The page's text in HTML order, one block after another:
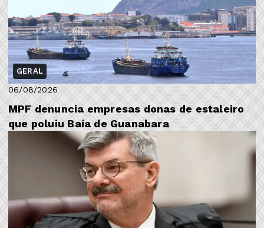
GERAL
06/08/2026
MPF denuncia empresas donas de estaleiro
que poluiu Baía de Guanabara